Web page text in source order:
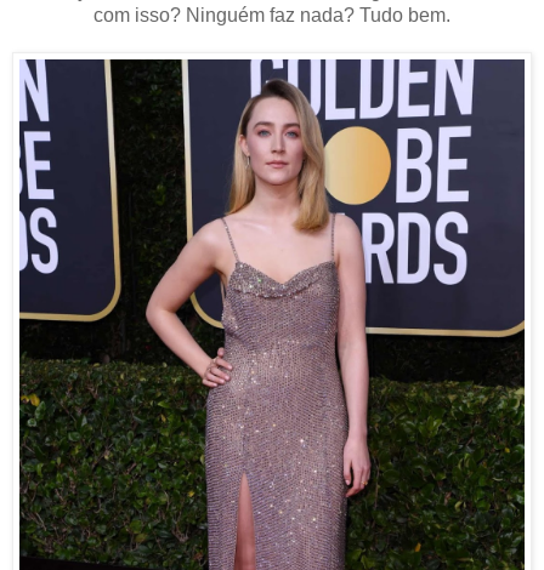
com isso? Ninguém faz nada? Tudo bem.